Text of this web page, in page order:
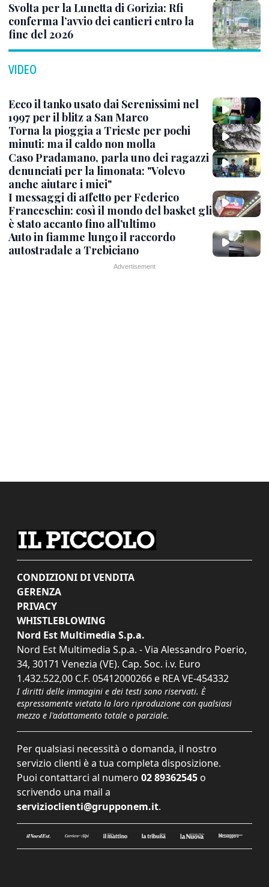
Svolta per la Lunetta di Gorizia: Rfi
conferma l’avvio dei cantieri entro la
fine del 2026
VIDEO
Ecco il tanko usato dai Serenissimi nel
1997 per il blitz a San Marco
Torna la pioggia a Trieste per pochi
minuti: ma il caldo non molla
Caso Pradamano, parla uno dei ragazzi
denunciati per la limonata: "Volevo
anche aiutare i miei"
I messaggi di affetto per Federico
Franceschin: così il mondo del basket gli
è stato accanto fino all’ultimo
Auto in fiamme lungo il raccordo
autostradale a Trebiciano
CONDIZIONI DI VENDITA
GERENZA
PRIVACY
WHISTLEBLOWING
Nord Est Multimedia S.p.a.
Nord Est Multimedia S.p.a. - Via Alessandro Poerio,
34, 30171 Venezia (VE). Cap. Soc. i.v. Euro
1.432.522,00 C.F. 05412000266 e REA VE-454332
I diritti delle immagini e dei testi sono riservati. È
espressamente vietata la loro riproduzione con qualsiasi
mezzo e l'adattamento totale o parziale.
Per qualsiasi necessità o domanda, il nostro
servizio clienti è a tua completa disposizione.
Puoi contattarci al numero 02 89362545 o
scrivendo una mail a
servizioclienti@grupponem.it.